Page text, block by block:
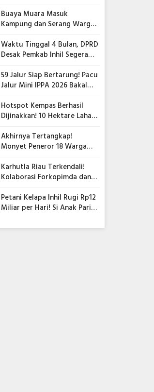
Provinsi Riau
Buaya Muara Masuk
Kampung dan Serang Warga,
Waktu Tinggal 4 Bulan, DPRD
Desak Pemkab Inhil Segera
59 Jalur Siap Bertarung! Pacu
Jalur Mini IPPA 2026 Bakal
Hotspot Kempas Berhasil
Dijinakkan! 10 Hektare Lahan
Inhil Pimpin Langsung
Pemadaman
Akhirnya Tertangkap!
Monyet Peneror 18 Warga
Karhutla Riau Terkendali!
Kolaborasi Forkopimda dan
Utama
Petani Kelapa Inhil Rugi Rp12
Miliar per Hari! Si Anak Parit
Terus Anjlok